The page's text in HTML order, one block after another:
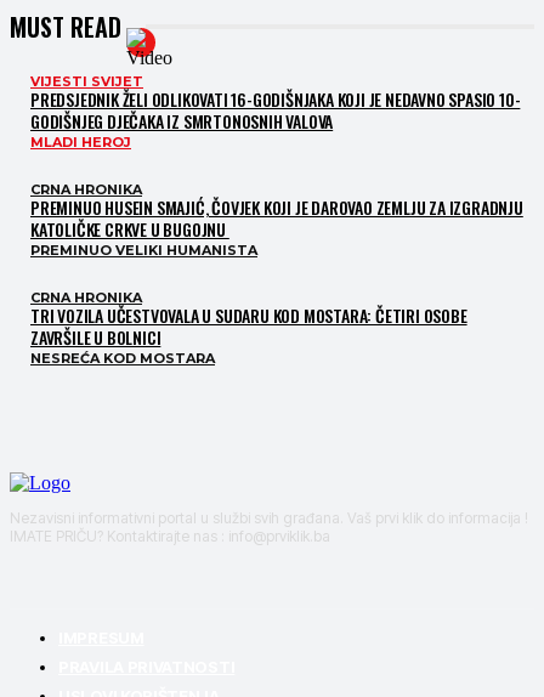
MUST READ
VIJESTI SVIJET
PREDSJEDNIK ŽELI ODLIKOVATI 16-GODIŠNJAKA KOJI JE NEDAVNO SPASIO 10-
GODIŠNJEG DJEČAKA IZ SMRTONOSNIH VALOVA
MLADI HEROJ
CRNA HRONIKA
PREMINUO HUSEIN SMAJIĆ, ČOVJEK KOJI JE DAROVAO ZEMLJU ZA IZGRADNJU
KATOLIČKE CRKVE U BUGOJNU
PREMINUO VELIKI HUMANISTA
CRNA HRONIKA
TRI VOZILA UČESTVOVALA U SUDARU KOD MOSTARA: ČETIRI OSOBE
ZAVRŠILE U BOLNICI
NESREĆA KOD MOSTARA
Nezavisni informativni portal u službi svih građana. Vaš prvi klik do informacija !
IMATE PRIČU? Kontaktirajte nas : info@prviklik.ba